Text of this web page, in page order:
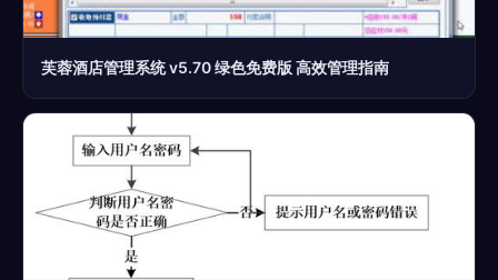
芙蓉酒店管理系统 v5.70 绿色免费版 高效管理指南